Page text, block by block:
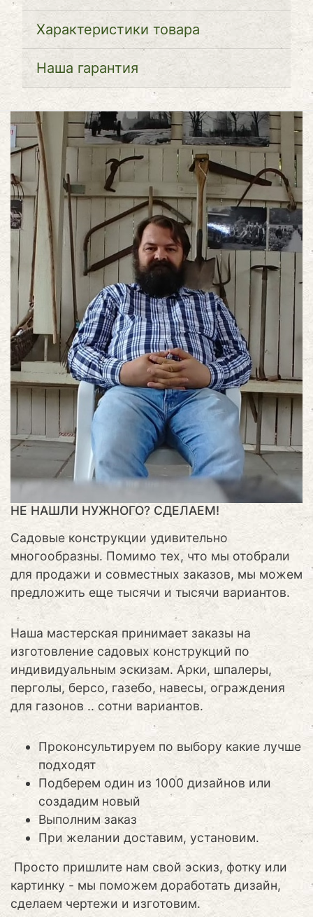
Характеристики товара
Наша гарантия
НЕ НАШЛИ НУЖНОГО? СДЕЛАЕМ!
Садовые конструкции удивительно
многообразны. Помимо тех, что мы отобрали
для продажи и совместных заказов, мы можем
предложить еще тысячи и тысячи вариантов.
Наша мастерская принимает заказы на
изготовление садовых конструкций по
индивидуальным эскизам. Арки, шпалеры,
перголы, берсо, газебо, навесы, ограждения
для газонов .. сотни вариантов.
Проконсультируем по выбору какие лучше
подходят
Подберем один из 1000 дизайнов или
создадим новый
Выполним заказ
При желании доставим, установим.
Просто пришлите нам свой эскиз, фотку или
картинку - мы поможем доработать дизайн,
сделаем чертежи и изготовим.